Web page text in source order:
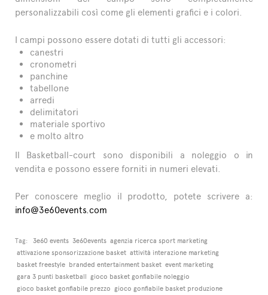
personalizzabili così come gli elementi grafici e i colori.
I campi possono essere dotati di tutti gli accessori:
canestri
cronometri
panchine
tabellone
arredi
delimitatori
materiale sportivo
e molto altro
Il Basketball-court sono disponibili a noleggio o in
vendita e possono essere forniti in numeri elevati.
Per conoscere meglio il prodotto, potete scrivere a:
info@3e60events.com
Tag: 3e60 events 3e60events agenzia ricerca sport marketing
attivazione sponsorizzazione basket attività interazione marketing
basket freestyle branded entertainment basket event marketing
gara 3 punti basketball gioco basket gonfiabile noleggio
gioco basket gonfiabile prezzo gioco gonfiabile basket produzione